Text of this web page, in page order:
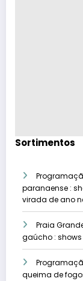
Sortimentos
paranaense :
virada de ano
Praia
gaúcho :
queima de